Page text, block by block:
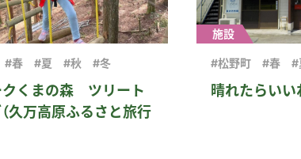
クくまの森 ツリート
久万高原ふるさと旅行
#春 #夏 #秋 #冬
施設
晴れたらいい
#松野町 #春 #